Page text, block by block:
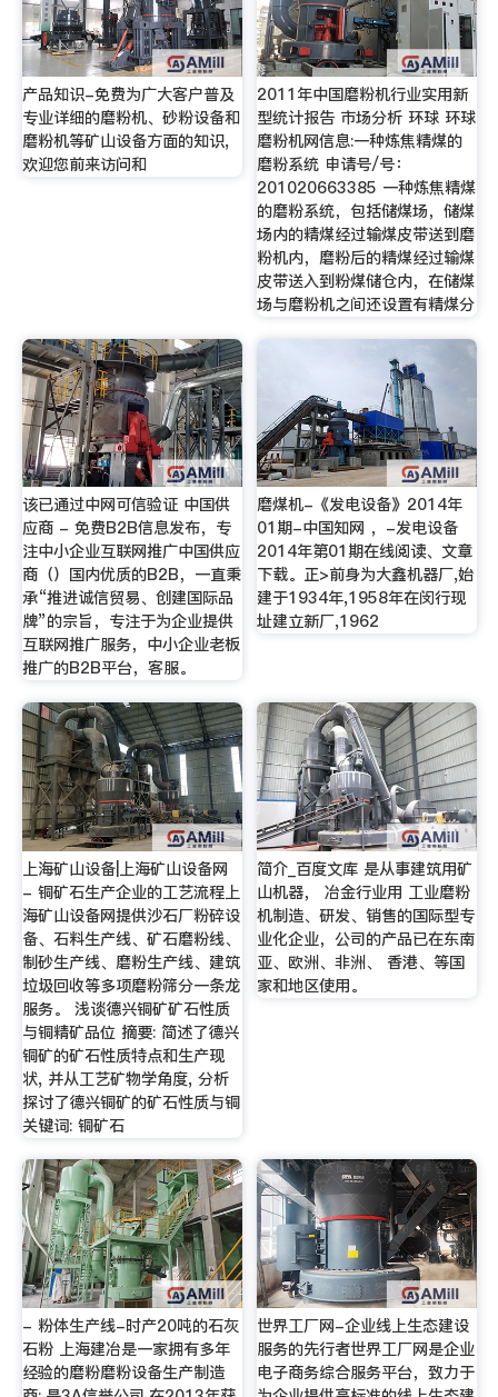
产品知识-免费为广大客户普及
专业详细的磨粉机、砂粉设备和
磨粉机等矿山设备方面的知识,
欢迎您前来访问和
2011年中国磨粉机行业实用新
型统计报告 市场分析 环球 环球
磨粉机网信息:一种炼焦精煤的
磨粉系统 申请号/号：
201020663385 一种炼焦精煤
的磨粉系统，包括储煤场，储煤
场内的精煤经过输煤皮带送到磨
粉机内，磨粉后的精煤经过输煤
皮带送入到粉煤储仓内，在储煤
场与磨粉机之间还设置有精煤分
该已通过中网可信验证 中国供
应商 - 免费B2B信息发布，专
注中小企业互联网推广中国供应
商（）国内优质的B2B，一直秉
承“推进诚信贸易、创建国际品
牌”的宗旨，专注于为企业提供
互联网推广服务，中小企业老板
推广的B2B平台，客服。
磨煤机-《发电设备》2014年
01期-中国知网 ，-发电设备
2014年第01期在线阅读、文章
下载。正>前身为大鑫机器厂,始
建于1934年,1958年在闵行现
址建立新厂,1962
上海矿山设备|上海矿山设备网
- 铜矿石生产企业的工艺流程上
海矿山设备网提供沙石厂粉碎设
备、石料生产线、矿石磨粉线、
制砂生产线、磨粉生产线、建筑
垃圾回收等多项磨粉筛分一条龙
服务。 浅谈德兴铜矿矿石性质
与铜精矿品位 摘要: 简述了德兴
铜矿的矿石性质特点和生产现
状, 并从工艺矿物学角度, 分析
探讨了德兴铜矿的矿石性质与铜
关键词: 铜矿石
简介_百度文库 是从事建筑用矿
山机器， 冶金行业用 工业磨粉
机制造、研发、销售的国际型专
业化企业，公司的产品已在东南
亚、欧洲、非洲、 香港、等国
家和地区使用。
- 粉体生产线-时产20吨的石灰
石粉 上海建冶是一家拥有多年
经验的磨粉磨粉设备生产制造
世界工厂网-企业线上生态建设
服务的先行者世界工厂网是企业
电子商务综合服务平台，致力于